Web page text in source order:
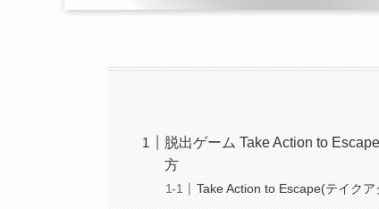
脱出ゲーム Take Action to
方
Take Action to Escape(テイク